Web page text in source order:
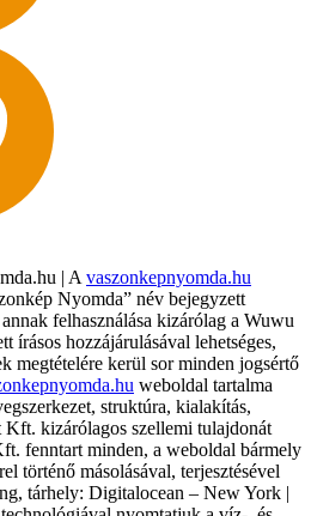
| A vaszonkepnyomda.hu
Nyomda” név bejegyzett
felhasználása kizárólag a Wuwu
írásos hozzájárulásával lehetséges,
megtételére kerül sor minden jogsértő
weboldal tartalma
struktúra, kialakítás,
kizárólagos szellemi tulajdonát
fenntart minden, a weboldal bármely
történő másolásával, terjesztésével
tárhely: Digitalocean – New York |